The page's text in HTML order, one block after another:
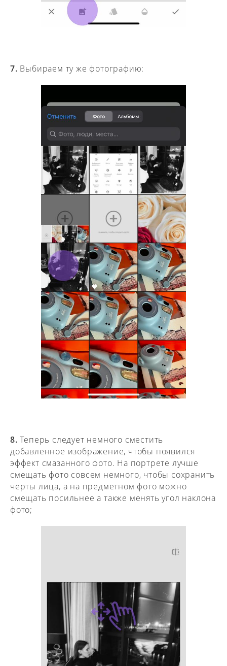
7. Выбираем ту же фотографию:
8.Теперь следует немного сместить
добавленное изображение, чтобы появился
эффект смазанного фото. На портрете лучше
смещать фото совсем немного, чтобы сохранить
черты лица, а на предметном фото можно
смещать посильнее а также менять угол наклона
фото;